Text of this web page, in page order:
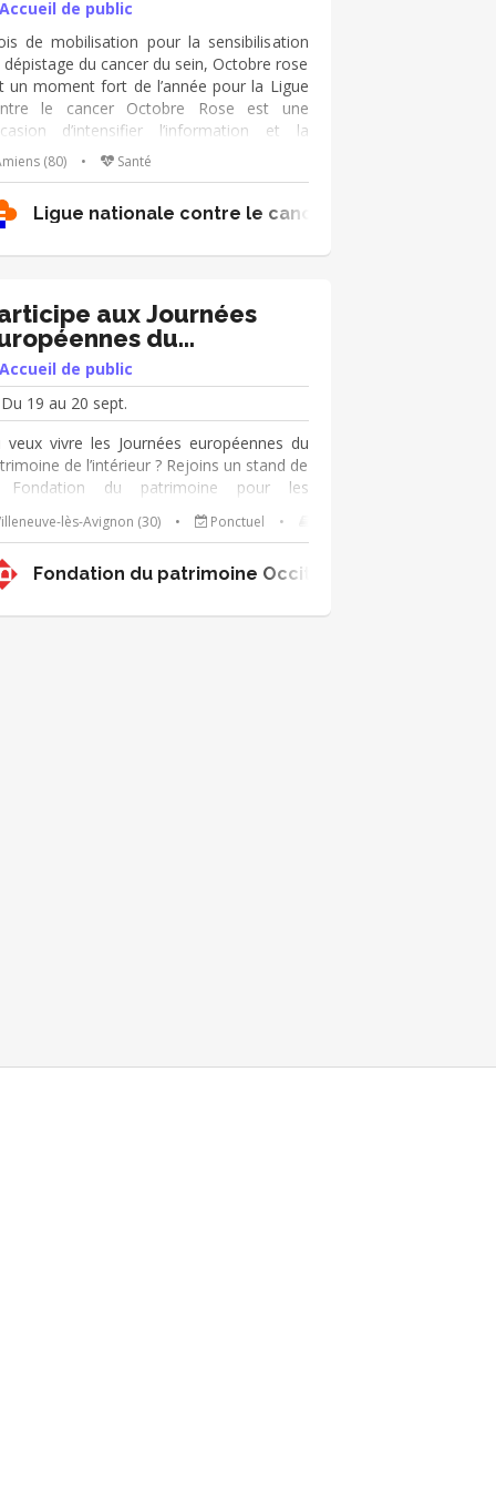
Accueil de public
de mobilisation pour la sensibilisation
dépistage du cancer du sein, Octobre rose
un moment fort de l’année pour la Ligue
le cancer Octobre Rose est une
d’intensifier l’information et la
à la nécessité pour les
de se faire dépister afin de réduire
risques des conséquences d'un cancer du
Le message de promotion du dépistage
! 📢Mise en place d'actions
la visibilité de la Ligue et la collecte
de s’investir au sein d’une équipe 😁
humeur 💡Un peu de logistique
nous!
(80) • Santé
Ligue nationale contre le cancer 80
aux Journées
du
Accueil de public
Du 19 au 20 sept.
veux vivre les Journées européennes du
de l’intérieur ? Rejoins un stand de
Fondation du patrimoine pour les
Journées Européennes du
Ta mission : - installer et
le stand - accueillir les visiteurs,
la Fondation du patrimoine -
échéant participer à l'exécution des
lès-Avignon (30) • Ponctuel •
Fondation du patrimoine Occitanie-Méditerranée